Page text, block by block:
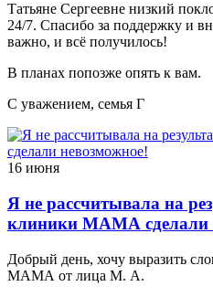
Татьяне Сергеевне низкий
24/7. Спасибо за поддержку и
важно, и всё получилось!
В планах попозже опять к вам.
С уважением, семья Г
16 июня
Я не рассчитывала на
клиники МАМА сделали
Добрый день, хочу выразить
МАМА от лица М. А.